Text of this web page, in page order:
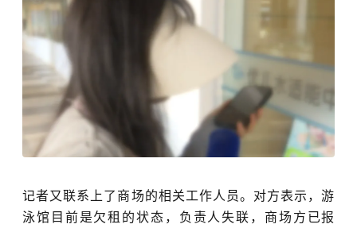
记者又联系上了商场的相关工作人员。对方表示，游
泳馆目前是欠租的状态，负责人失联，商场方已报